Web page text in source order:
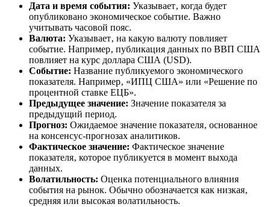
Дата и время события: Указывает‚ когда будет
опубликовано экономическое событие. Важно
учитывать часовой пояс.
Валюта: Указывает‚ на какую валюту повлияет
событие. Например‚ публикация данных по ВВП США
повлияет на курс доллара США (USD).
Событие: Название публикуемого экономического
показателя. Например‚ «ИПЦ США» или «Решение по
процентной ставке ЕЦБ».
Предыдущее значение: Значение показателя за
предыдущий период.
Прогноз: Ожидаемое значение показателя‚ основанное
на консенсус-прогнозах аналитиков.
Фактическое значение: Фактическое значение
показателя‚ которое публикуется в момент выхода
данных.
Волатильность: Оценка потенциального влияния
события на рынок. Обычно обозначается как низкая‚
средняя или высокая волатильность.